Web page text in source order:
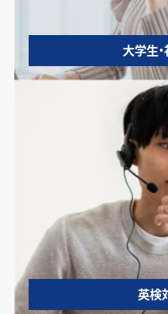
大学生
英検